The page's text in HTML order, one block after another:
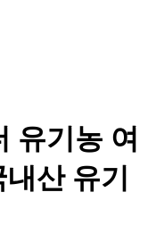
유기농 여
산 유기